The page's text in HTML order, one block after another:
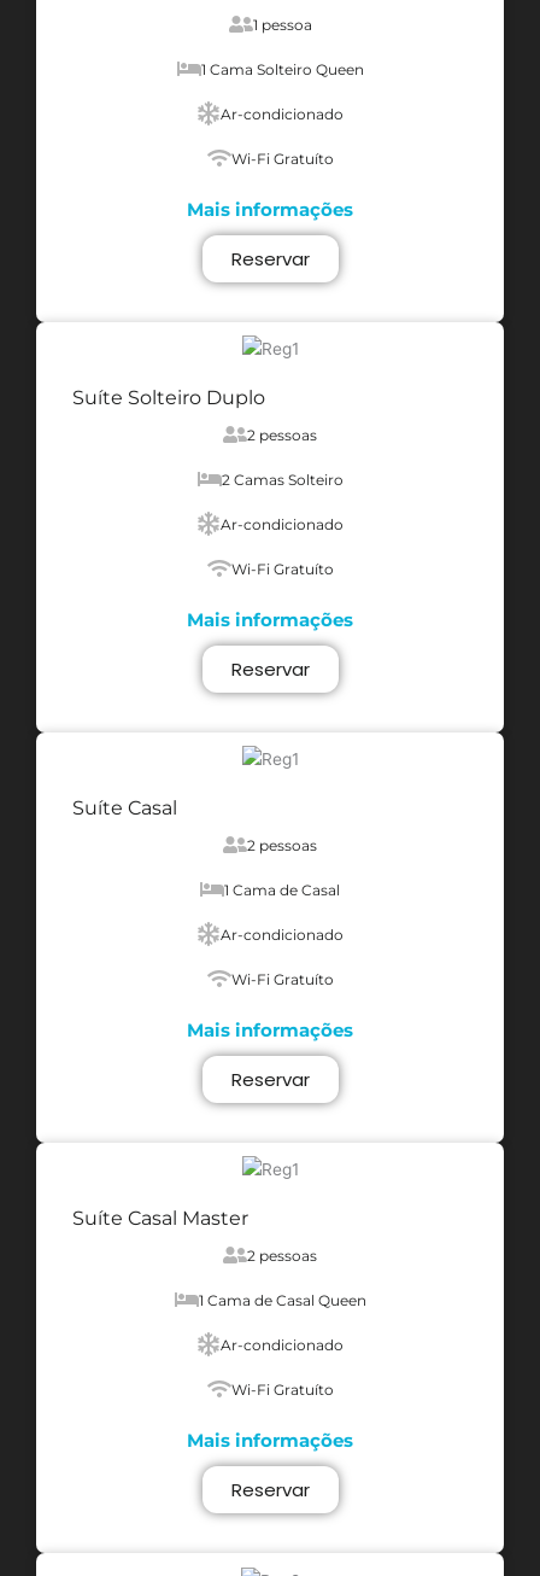
1 pessoa
1 Cama Solteiro Queen
Ar-condicionado
Wi-Fi Gratuíto
Mais informações
Reservar
Suíte Solteiro Duplo
2 pessoas
2 Camas Solteiro
Ar-condicionado
Wi-Fi Gratuíto
Mais informações
Reservar
Suíte Casal
2 pessoas
1 Cama de Casal
Ar-condicionado
Wi-Fi Gratuíto
Mais informações
Reservar
Suíte Casal Master
2 pessoas
1 Cama de Casal Queen
Ar-condicionado
Wi-Fi Gratuíto
Mais informações
Reservar